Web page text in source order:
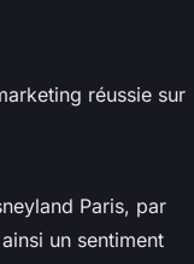
réussie sur
Paris, par
un sentiment